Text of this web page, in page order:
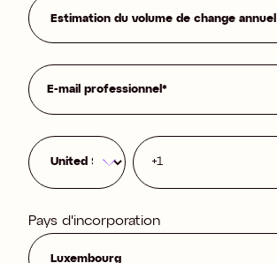
Pays d'incorporation